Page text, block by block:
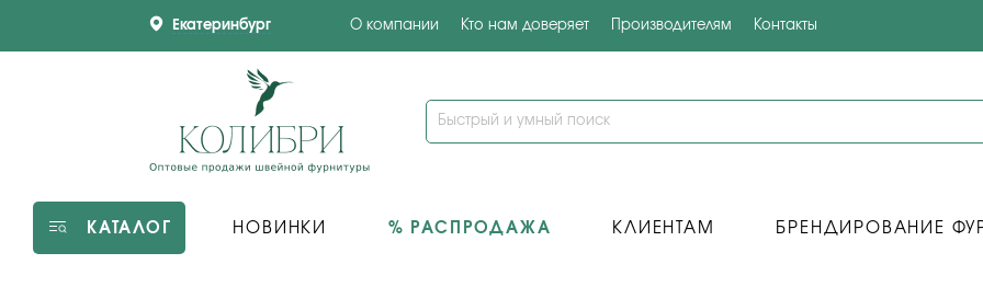
Екатеринбург О компании Кто нам доверяет Производителям Контакты
КАТАЛОГ НОВИНКИ % РАСПРОДАЖА КЛИЕНТАМ БРЕНДИРОВАНИЕ